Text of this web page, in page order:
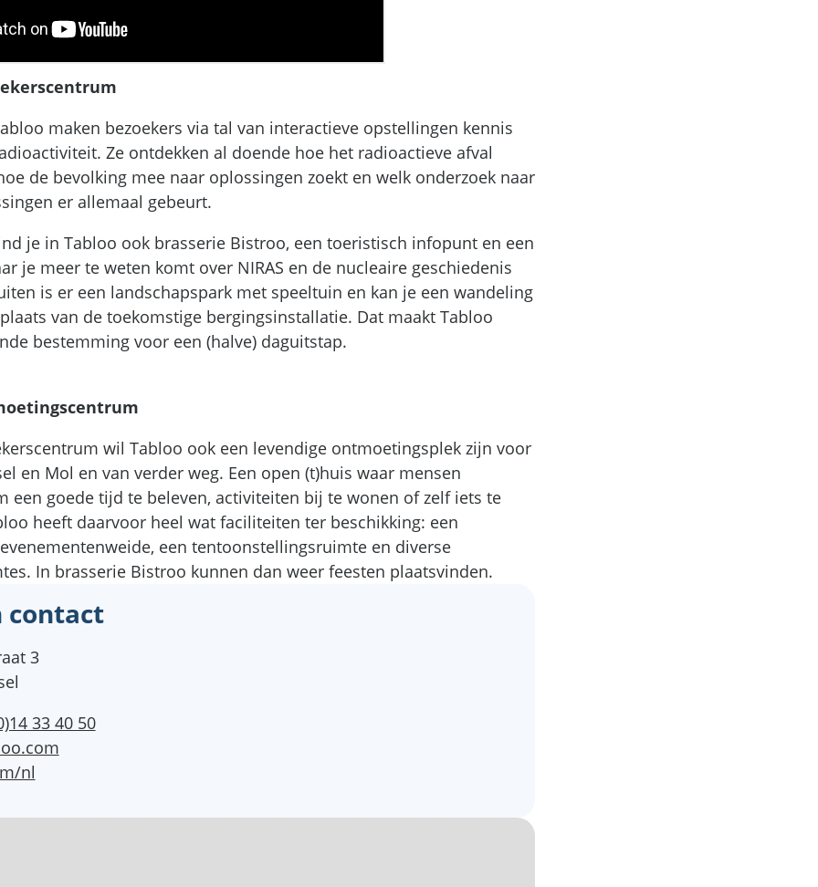
maken bezoekers via tal van interactieve opstellingen kennis
Ze ontdekken al doende hoe het radioactieve afval
de bevolking mee naar oplossingen zoekt en welk onderzoek naar
er allemaal gebeurt.
je in Tabloo ook brasserie Bistroo, een toeristisch infopunt en een
je meer te weten komt over NIRAS en de nucleaire geschiedenis
is er een landschapspark met speeltuin en kan je een wandeling
van de toekomstige bergingsinstallatie. Dat maakt Tabloo
bestemming voor een (halve) daguitstap.
wil Tabloo ook een levendige ontmoetingsplek zijn voor
en Mol en van verder weg. Een open (t)huis waar mensen
een goede tijd te beleven, activiteiten bij te wonen of zelf iets te
heeft daarvoor heel wat faciliteiten ter beschikking: een
een tentoonstellingsruimte en diverse
In brasserie Bistroo kunnen dan weer feesten plaatsvinden.
contact
3
33 40 50
nl